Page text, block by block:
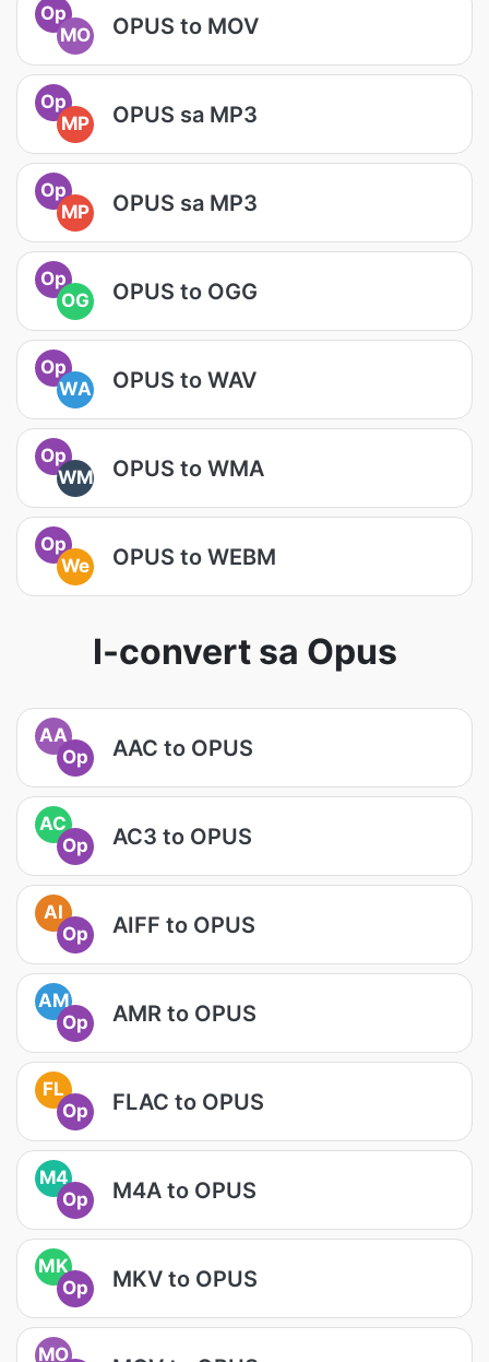
Op
MO
OPUS to MOV
Op
MP
OPUS sa MP3
Op
MP
OPUS sa MP3
Op
OG
OPUS to OGG
Op
WA
OPUS to WAV
Op
WM
OPUS to WMA
Op
We
OPUS to WEBM
I-convert sa Opus
AA
Op
AAC to OPUS
AC
Op
AC3 to OPUS
AI
Op
AIFF to OPUS
AM
Op
AMR to OPUS
FL
Op
FLAC to OPUS
M4
Op
M4A to OPUS
MK
Op
MKV to OPUS
MO